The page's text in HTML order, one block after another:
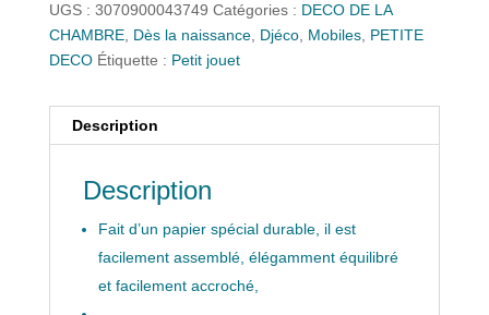
UGS : 3070900043749 Catégories : DECO DE LA
CHAMBRE, Dès la naissance, Djéco, Mobiles, PETITE
DECO Étiquette : Petit jouet
Description
Description
Fait d’un papier spécial durable, il est
facilement assemblé, élégamment équilibré
et facilement accroché,